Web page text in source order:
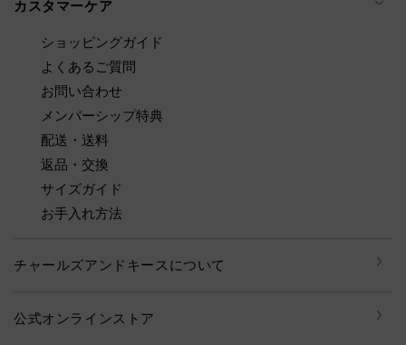
カスタマーケア
ショッピングガイド
よくあるご質問
お問い合わせ
メンバーシップ特典
配送・送料
返品・交換
サイズガイド
お手入れ方法
チャールズアンドキースについて
公式オンラインストア